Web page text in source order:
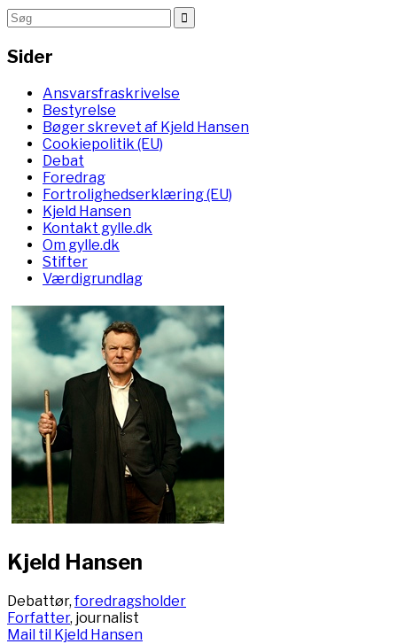
Sider
Ansvarsfraskrivelse
Bestyrelse
Bøger skrevet af Kjeld Hansen
Cookiepolitik (EU)
Debat
Foredrag
Fortrolighedserklæring (EU)
Kjeld Hansen
Kontakt gylle.dk
Om gylle.dk
Stifter
Værdigrundlag
Kjeld Hansen
Debattør,foredragsholder
Forfatter, journalist
Mail til Kjeld Hansen